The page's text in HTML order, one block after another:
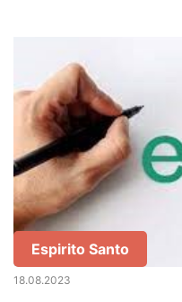
Espirito Santo
18.08.2023